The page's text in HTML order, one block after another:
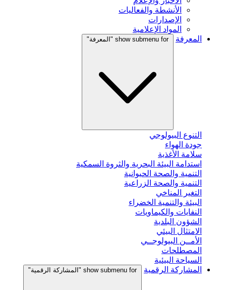
الأنشطة والفعاليات
الإصدارات
المواد الإعلامية
المعرفة
show submenu for "المعرفة"
التنوع البيولوجي
جودة الهواء
سلامة الأغذية
استدامة البيئة البحرية والثروة السمكية
التنمية والصحة الحيوانية
التنمية والصحة الزراعية
التغير المناخي
البيئة والتنمية الخضراء
النفايات والكيماويات
الشؤون البلدية
الامتثال البيئي
الأمــن البيولوجــي
المصطلحات
السياحة البيئية
المشاركة الرقمية
show submenu for "المشاركة الرقمية"